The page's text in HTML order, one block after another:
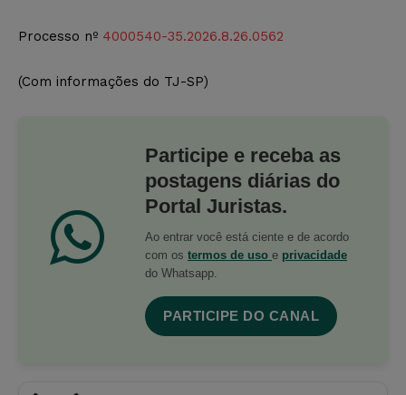
Processo nº 4000540-35.2026.8.26.0562
(Com informações do TJ-SP)
Participe e receba as
postagens diárias do
Portal Juristas.
Ao entrar você está ciente e de acordo
com os termos de uso e privacidade
do Whatsapp.
PARTICIPE DO CANAL